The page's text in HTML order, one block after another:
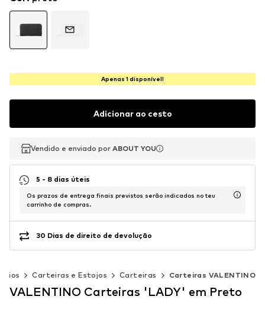
Apenas 1 disponível!
Adicionar ao cesto
Vendido e enviado por ABOUT YOU
Vendido e enviado por ABOUT YOU
5 - 8 dias úteis
Os prazos de entrega finais previstos serão indicados no teu
carrinho de compras.
30 Dias de direito de devolução
Carteiras e Estojos Carteiras Carteiras VALENTINO
VALENTINO Carteiras 'LADY' em Preto